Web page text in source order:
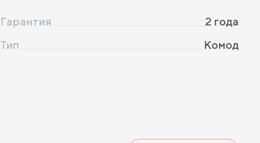
Гарантия
2 года
Тип
Комод